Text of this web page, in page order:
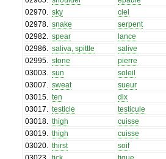
02970
sky
ciel
02978
snake
serpent
02982
spear
lance
02986
saliva, spittle
salive
02995
stone
pierre
03003
sun
soleil
03007
sweat
sueur
03015
ten
dix
03017
testicle
testicule
03018
thigh
cuisse
03019
thigh
cuisse
03020
thirst
soif